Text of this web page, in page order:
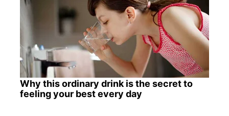
Why this ordinary drink is the secret to
feeling your best every day